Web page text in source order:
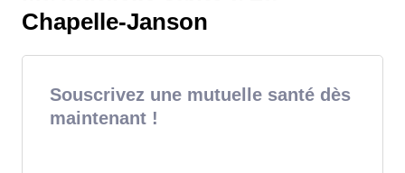
Chapelle-Janson
Souscrivez une mutuelle santé dès
maintenant !